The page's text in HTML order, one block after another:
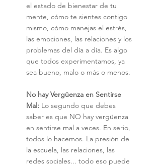
el estado de bienestar de tu
mente, cómo te sientes contigo
mismo, cómo manejas el estrés,
las emociones, las relaciones y los
problemas del día a día. Es algo
que todos experimentamos, ya
sea bueno, malo o más o menos.
No hay Vergüenza en Sentirse
Mal: Lo segundo que debes
saber es que NO hay vergüenza
en sentirse mal a veces. En serio,
todos lo hacemos. La presión de
la escuela, las relaciones, las
redes sociales... todo eso puede